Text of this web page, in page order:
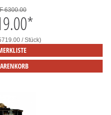
6300.00
*
/ Stück)